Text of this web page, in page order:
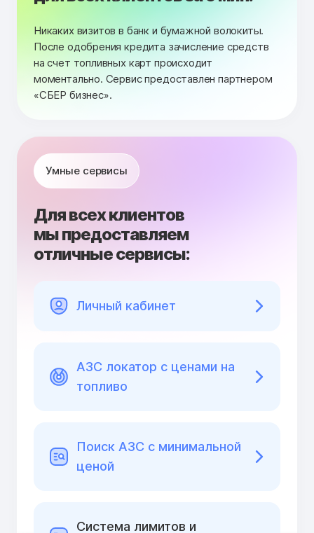
Никаких визитов в банк и бумажной волокиты.
После одобрения кредита зачисление средств
на счет топливных карт происходит
моментально. Сервис предоставлен партнером
«СБЕР бизнес».
Умные сервисы
Для всех клиентов
мы предоставляем
отличные сервисы:
Личный кабинет
АЗС локатор с ценами на
топливо
Поиск АЗС с минимальной
ценой
Cистема лимитов и